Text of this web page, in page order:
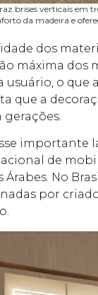
brises verticais em
da madeira e
dos
máxima dos
usuário, o que
que a
importante
de
Árabes. No
por